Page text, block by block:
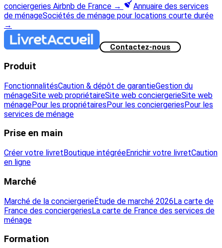
conciergeries Airbnb de France →
Annuaire des services
de ménageSociétés de ménage pour locations courte durée
→
Contactez-nous
Produit
FonctionnalitésCaution & dépôt de garantieGestion du
ménageSite web propriétaireSite web conciergerieSite web
ménagePour les propriétairesPour les conciergeriesPour les
services de ménage
Prise en main
Créer votre livretBoutique intégréeEnrichir votre livretCaution
en ligne
Marché
Marché de la conciergerieÉtude de marché 2026La carte de
France des conciergeriesLa carte de France des services de
ménage
Formation